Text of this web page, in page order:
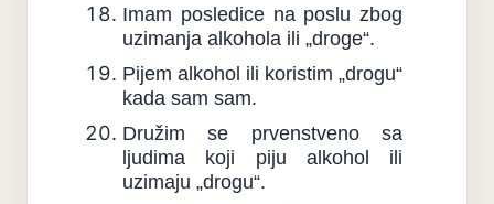
Imam posledice na poslu zbog
uzimanja alkohola ili „droge“.
Pijem alkohol ili koristim „drogu“
kada sam sam.
Družim se prvenstveno sa
ljudima koji piju alkohol ili
uzimaju „drogu“.